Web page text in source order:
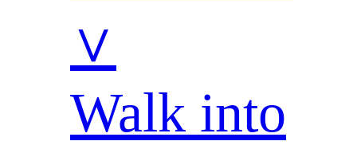
∨
Walk into